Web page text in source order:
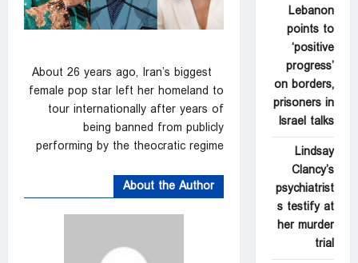
About 26 years ago, Iran’s biggest
female pop star left her homeland to
tour internationally after years of
being banned from publicly
performing by the theocratic regime
About the Author
Lebanon
points to
‘positive
progress’
on borders,
prisoners in
Israel talks
Lindsay
Clancy’s
psychiatrist
s testify at
her murder
trial